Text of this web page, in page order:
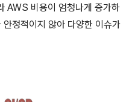
AWS 비용이 엄청나게 증가하
정적이지 않아 다양한 이슈가